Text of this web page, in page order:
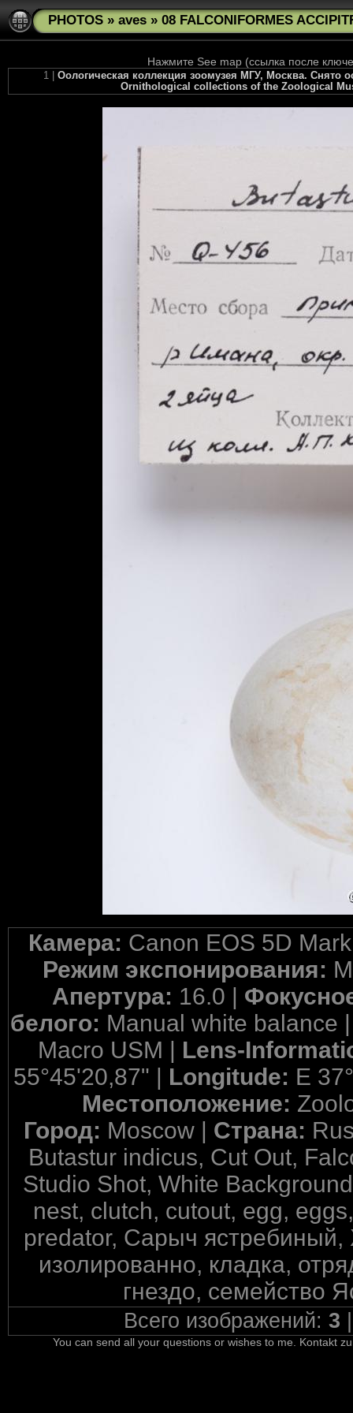
PHOTOS » aves » 08 FALCONIFORMES
Нажмите See map (ссылка после
1 | Оологическая коллекция зоомузея МГУ, Москва. Снято
Ornithological collections of the Zoological
Камера: Canon EOS 5D
Режим экспонирования:
Апертура: 16.0 |
белого: Manual white balance
Macro USM | Lens-
55°45'20,87" | Longitude: E
Местоположение:
Город: Moscow | Страна:
Butastur indicus, Cut Out,
Studio Shot, White
nest, clutch, cutout, egg,
predator, Сарыч
изолированно, кладка,
гнездо, семейство
Всего изображений: 3
You can send all your questions or wishes to me. Kontakt